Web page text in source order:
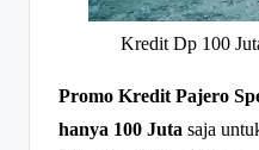
Kredit Dp 100
Promo Kredit Pajero
hanya 100 Juta saja